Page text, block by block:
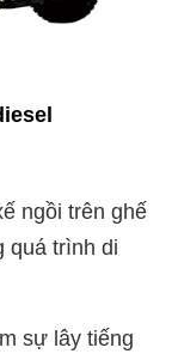
ngồi trên ghế
quá trình di
sự lây tiếng